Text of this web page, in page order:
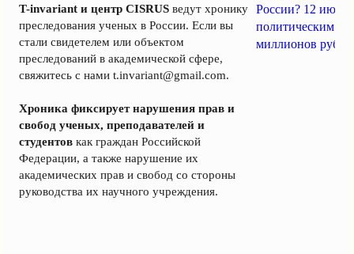
T-invariant и центр CISRUS ведут хронику
преследования ученых в России. Если вы
стали свидетелем или объектом
преследований в академической сфере,
свяжитесь с нами t.invariant@gmail.com.
Хроника фиксирует нарушения прав и
свобод ученых, преподавателей и
студентов как граждан Российской
Федерации, а также нарушение их
академических прав и свобод со стороны
руководства их научного учреждения.
России? 12
политическим
миллионов